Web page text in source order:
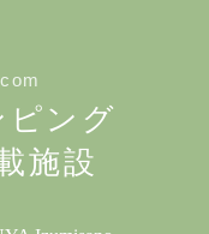
ピング
施設